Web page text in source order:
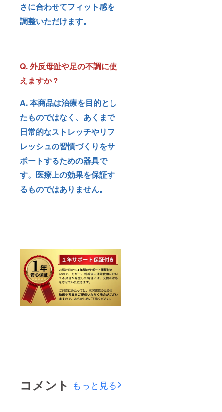
さに合わせてフィット感を
調整いただけます。
Q. 外反母趾や足の不調に使
えますか？
A. 本商品は治療を目的とし
たものではなく、あくまで
日常的なストレッチやリフ
レッシュの習慣づくりをサ
ポートするための器具で
す。医療上の効果を保証す
るものではありません。
コメント もっと見る